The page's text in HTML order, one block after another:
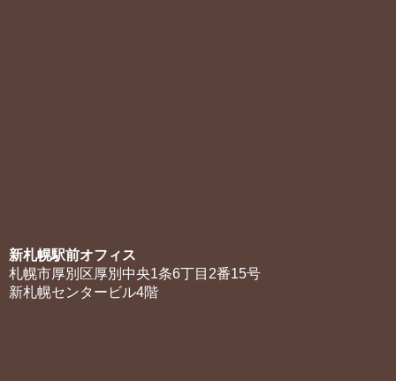
新札幌駅前オフィス
札幌市厚別区厚別中央1条6丁目2番15号
新札幌センタービル4階